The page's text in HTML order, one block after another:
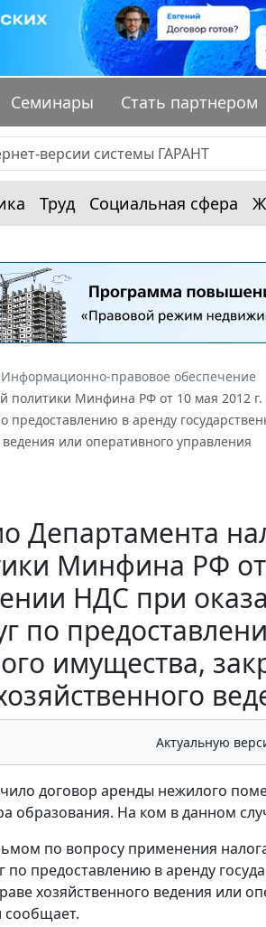
Семинары Стать партнером
Труд Социальная сфера
Информационно-правовое обеспечение
политики Минфина РФ от 10 мая 2012
предоставлению в аренду
ведения или оперативного управления
Департамента
Минфина РФ
НДС при
по
имущества,
Актуальную
договор аренды нежилого
образования. На ком в данном
по вопросу применения
по предоставлению в аренду
хозяйственного ведения или
сообщает.